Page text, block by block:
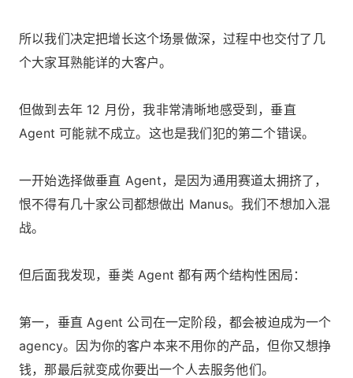
所以我们决定把增长这个场景做深，过程中也交付了几
个大家耳熟能详的大客户。
但做到去年 12 月份，我非常清晰地感受到，垂直
Agent 可能就不成立。这也是我们犯的第二个错误。
一开始选择做垂直 Agent，是因为通用赛道太拥挤了，
恨不得有几十家公司都想做出 Manus。我们不想加入混
战。
但后面我发现，垂类 Agent 都有两个结构性困局：
第一，垂直 Agent 公司在一定阶段，都会被迫成为一个
agency。因为你的客户本来不用你的产品，但你又想挣
钱，那最后就变成你要出一个人去服务他们。